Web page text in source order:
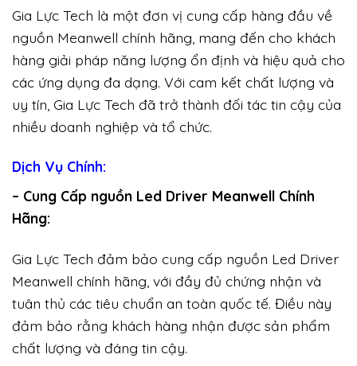
Gia Lực Tech là một đơn vị cung cấp hàng đầu về
nguồn Meanwell chính hãng, mang đến cho khách
hàng giải pháp năng lượng ổn định và hiệu quả cho
các ứng dụng đa dạng. Với cam kết chất lượng và
uy tín, Gia Lực Tech đã trở thành đối tác tin cậy của
nhiều doanh nghiệp và tổ chức.
Dịch Vụ Chính:
– Cung Cấp nguồn Led Driver Meanwell Chính
Hãng:
Gia Lực Tech đảm bảo cung cấp nguồn Led Driver
Meanwell chính hãng, với đầy đủ chứng nhận và
tuân thủ các tiêu chuẩn an toàn quốc tế. Điều này
đảm bảo rằng khách hàng nhận được sản phẩm
chất lượng và đáng tin cậy.